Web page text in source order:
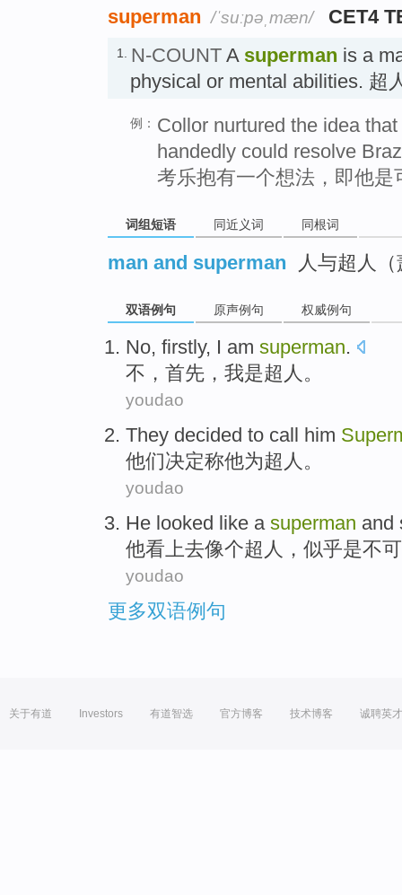
superman /ˈsuːpəˌmæn/ CET4
1. N-COUNT A superman is a
physical or mental abilities. 超
例： Collor nurtured the idea
handedly could resolve
考乐抱有一个想法，即他
词组短语 同近义词 同根词
man and superman 人与超人
双语例句 原声例句 权威例句
No, firstly, I am superman.
不 ， 首先 ， 我是超人 。
youdao
They decided to call him
他们决定称他为超人 。
youdao
He looked like a superman and
他看上去像个超人 ， 似乎是不
youdao
更多双语例句
关于有道 Investors 有道智选 官方博客 技术博客 诚聘英才